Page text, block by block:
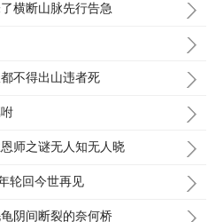
横断山脉先行告急
不得出山违者死
师之谜无人知无人晓
轮回今世再见
阴间断裂的奈何桥